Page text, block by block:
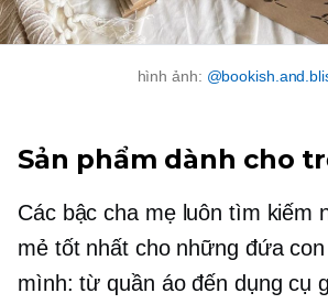
hình ảnh:
Sản phẩm dành cho
Các bậc cha mẹ luôn tìm kiếm
mẻ tốt nhất cho những đứa
mình: từ quần áo đến dụng cụ